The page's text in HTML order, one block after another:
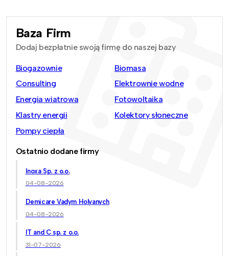
Baza Firm
Dodaj bezpłatnie swoją firmę do naszej bazy
Biogazownie
Biomasa
Consulting
Elektrownie wodne
Energia wiatrowa
Fotowoltaika
Klastry energii
Kolektory słoneczne
Pompy ciepła
Ostatnio dodane firmy
Inoxa Sp. z o.o.
04-08-2026
Demicare Vadym Holyanych
04-08-2026
IT and C sp. z o.o.
31-07-2026